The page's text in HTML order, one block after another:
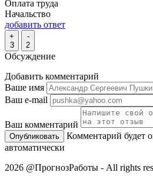
Оплата труда
Начальство
добавить ответ
+
3
-
2
Обсуждение
Добавить комментарий
Ваше имя
Ваш e-mail
Ваш комментарий
Комментарий будет
автоматически
2026 @ПрогнозРаботы - All rights